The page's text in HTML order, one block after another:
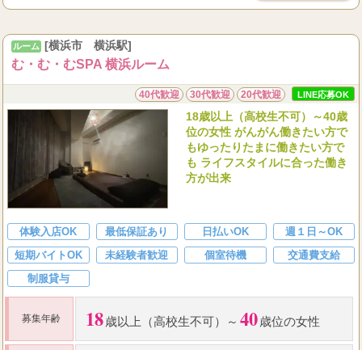
ルーム [横浜市 横浜駅]
む・む・むSPA 横浜ルーム
40代歓迎 30代歓迎 20代歓迎 LINE応募OK
18歳以上（高校生不可）～40歳
位の女性 がんがん働きたい方で
もゆったりたまに働きたい方で
も ライフスタイルに合った働き
方が出来
体験入店OK 最低保証あり 日払いOK
週１日～OK
短期バイトOK
未経験者歓迎 個室待機
交通費支給
制服貸与
募集年齢 18歳以上（高校生不可）～ 40歳位の女性